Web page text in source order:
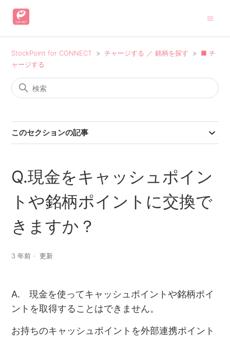
StockPoint for CONNECT チャージする ／ 銘柄を探す
■ チ
ャージする
このセクションの記事
Q.現金をキャッシュポイン
トや銘柄ポイントに交換で
きますか？
3 年前 更新
A. 現金を使ってキャッシュポイントや銘柄ポイ
ントを取得することはできません。
お持ちのキャッシュポイントを外部連携ポイント